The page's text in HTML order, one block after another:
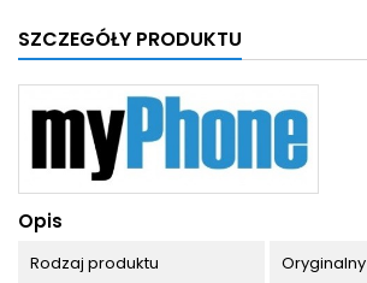
SZCZEGÓŁY PRODUKTU
Opis
Rodzaj produktu Oryginalny